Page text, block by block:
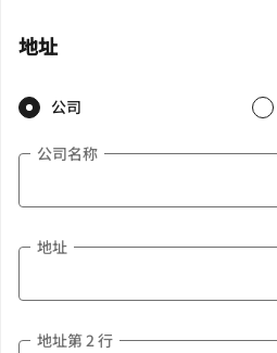
地址
公司
公司名称
地址
地址第 2 行